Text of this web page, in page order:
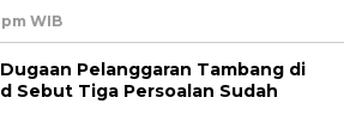
WIB
Pelanggaran Tambang di
Sebut Tiga Persoalan Sudah